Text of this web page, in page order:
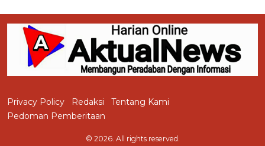
Privacy Policy Redaksi
Tentang Kami
Pedoman Pemberitaan
© 2026. All rights reserved.